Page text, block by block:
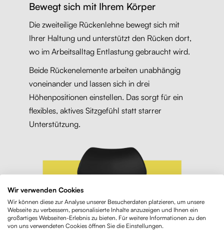
Bewegt sich mit Ihrem Körper
Die zweiteilige Rückenlehne bewegt sich mit
Ihrer Haltung und unterstützt den Rücken dort,
wo im Arbeitsalltag Entlastung gebraucht wird.
Beide Rückenelemente arbeiten unabhängig
voneinander und lassen sich in drei
Höhenpositionen einstellen. Das sorgt für ein
flexibles, aktives Sitzgefühl statt starrer
Unterstützung.
Wir verwenden Cookies
Wir können diese zur Analyse unserer Besucherdaten platzieren, um unsere
Webseite zu verbessern, personalisierte Inhalte anzuzeigen und Ihnen ein
großartiges Webseiten-Erlebnis zu bieten. Für weitere Informationen zu den
von uns verwendeten Cookies öffnen Sie die Einstellungen.